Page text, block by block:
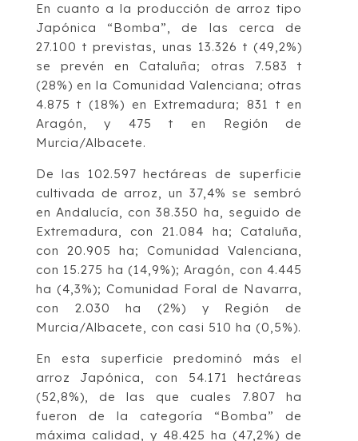
En cuanto a la producción de arroz tipo
Japónica “Bomba”, de las cerca de
27.100 t previstas, unas 13.326 t (49,2%)
se prevén en Cataluña; otras 7.583 t
(28%) en la Comunidad Valenciana; otras
4.875 t (18%) en Extremadura; 831 t en
Aragón, y 475 t en Región de
Murcia/Albacete.
De las 102.597 hectáreas de superficie
cultivada de arroz, un 37,4% se sembró
en Andalucía, con 38.350 ha, seguido de
Extremadura, con 21.084 ha; Cataluña,
con 20.905 ha; Comunidad Valenciana,
con 15.275 ha (14,9%); Aragón, con 4.445
ha (4,3%); Comunidad Foral de Navarra,
con 2.030 ha (2%) y Región de
Murcia/Albacete, con casi 510 ha (0,5%).
En esta superficie predominó más el
arroz Japónica, con 54.171 hectáreas
(52,8%), de las que cuales 7.807 ha
fueron de la categoría “Bomba” de
máxima calidad, y 48.425 ha (47,2%) de